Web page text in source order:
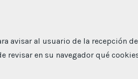
avisar al usuario de la recepción
en su navegador qué